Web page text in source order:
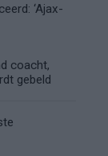
‘Ajax-
coacht,
gebeld